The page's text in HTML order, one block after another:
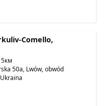
Comello,
50a, Lwów, obwód